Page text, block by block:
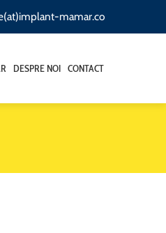
mamar.co
DESPRE NOI CONTACT